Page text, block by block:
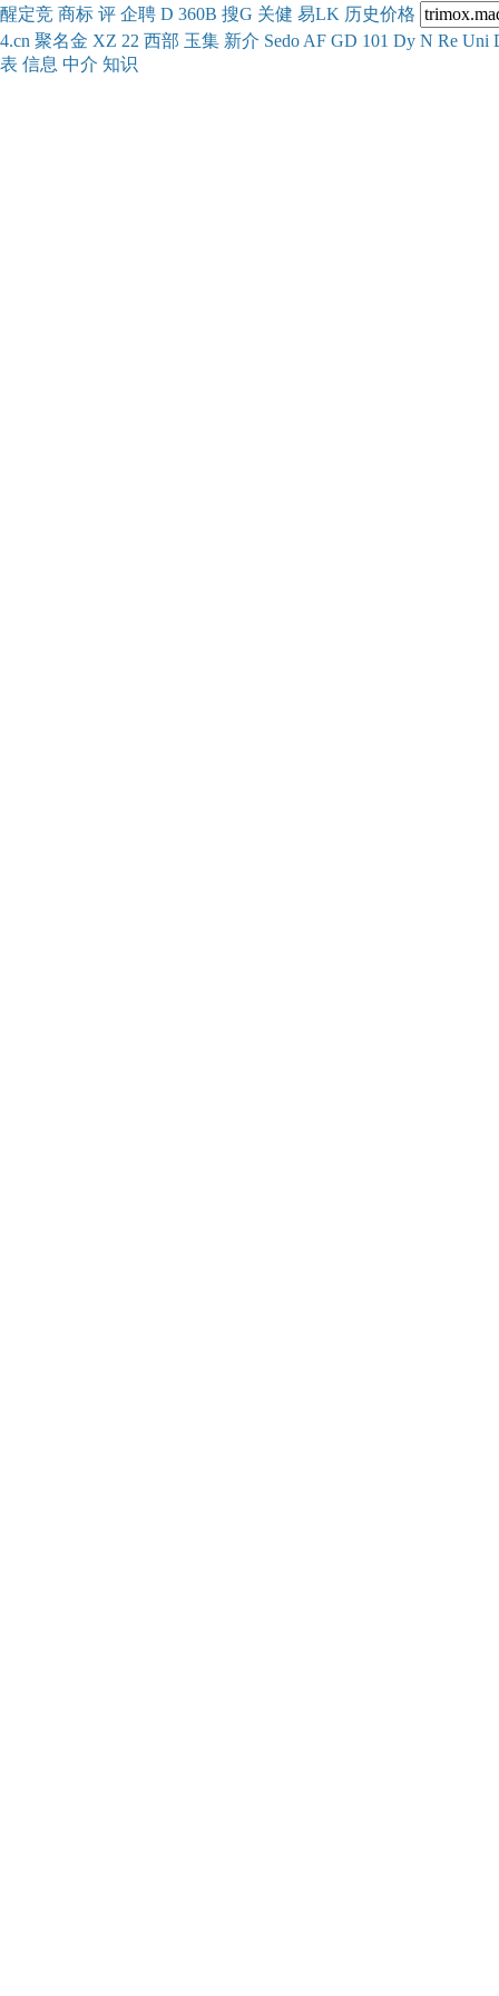
醒定竞 商标 评 企聘 D 360B 搜G 关健 易LK 历史价格
4.cn 聚名金 XZ 22 西部 玉集 新介 Sedo AF GD 101 Dy N Re Uni
表 信息 中介 知识